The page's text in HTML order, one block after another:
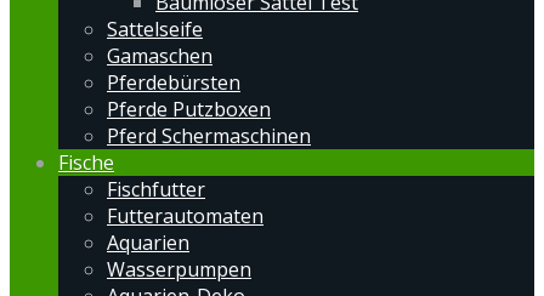
Sattelseife
Gamaschen
Pferdebürsten
Pferde Putzboxen
Pferd Schermaschinen
Fische
Fischfutter
Futterautomaten
Aquarien
Wasserpumpen